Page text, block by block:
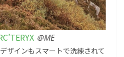
＠ME
ザインもスマートで洗練されて